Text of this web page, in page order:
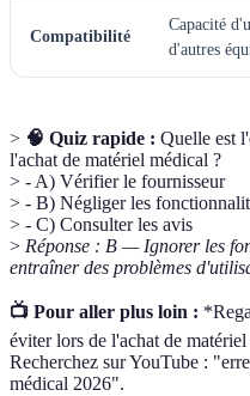
Compatibilité
Capacité
d'autres
> 🧠 Quiz rapide : Quelle est
l'achat de matériel médical ?
> - A) Vérifier le fournisseur
> - B) Négliger les
> - C) Consulter les avis
> Réponse : B — Ignorer les
entraîner des problèmes
📺 Pour aller plus loin :
éviter lors de l'achat de
Recherchez sur YouTube :
médical 2026".